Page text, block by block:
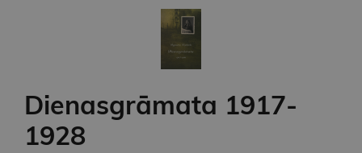
Dienasgrāmata 1917-
1928